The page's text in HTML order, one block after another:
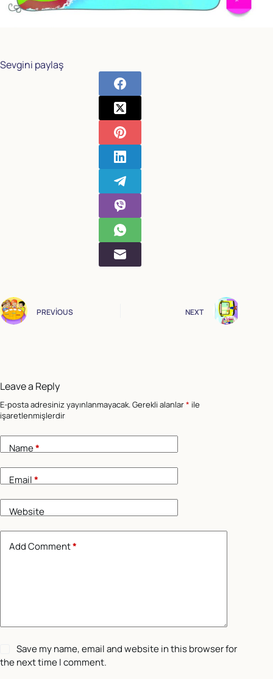
Sevgini paylaş
PREVIOUS NEXT
Leave a Reply
E-posta adresiniz yayınlanmayacak.Gerekli alanlar* ile
işaretlenmişlerdir
Name*
Email*
Website
Add Comment*
Save my name, email and website in this browser for
the next time I comment.